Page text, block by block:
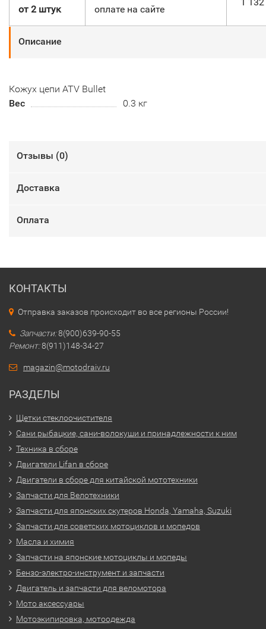
от 2 штук
оплате на сайте
Описание
Кожух цепи ATV Bullet
Вес
0.3 кг
Отзывы (0)
Доставка
Оплата
КОНТАКТЫ
Отправка заказов происходит во все регионы России!
Запчасти:8(900)639-90-55
Ремонт:8(911)148-34-27
magazin@motodraiv.ru
РАЗДЕЛЫ
Щетки стеклоочистителя
Сани рыбацкие, сани-волокуши и принадлежности к ним
Техника в сборе
Двигатели Lifan в сборе
Двигатели в сборе для китайской мототехники
Запчасти для Велотехники
Запчасти для японских скутеров Honda, Yamaha, Suzuki
Запчасти для советских мотоциклов и мопедов
Масла и химия
Запчасти на японские мотоциклы и мопеды
Бензо-электро-инструмент и запчасти
Двигатель и запчасти для веломотора
Мото аксессуары
Мотоэкипировка, мотоодежда